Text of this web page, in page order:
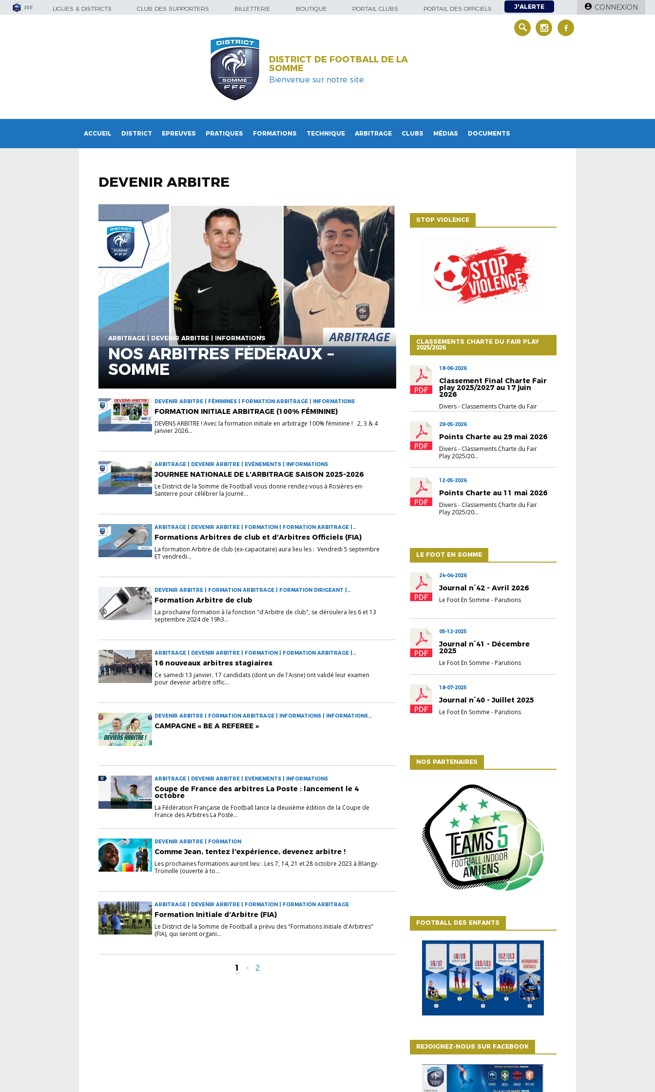
FFF LIGUES & DISTRICTS CLUB DES SUPPORTERS BILLETTERIE BOUTIQUE PORTAIL CLUBS PORTAIL DES OFFICIELS J'ALERTE CONNEXION
DISTRICT DE FOOTBALL DE LA
SOMME
Bienvenue sur notre site
ACCUEIL DISTRICT EPREUVES PRATIQUES FORMATIONS TECHNIQUE ARBITRAGE CLUBS MÉDIAS DOCUMENTS
DEVENIR ARBITRE
ARBITRAGE | DEVENIR ARBITRE | INFORMATIONS
NOS ARBITRES FÉDÉRAUX –
SOMME
DEVENIR ARBITRE | FÉMININES | FORMATION ARBITRAGE | INFORMATIONS
FORMATION INITIALE ARBITRAGE (100% FÉMININE)
DEVENS ARBITRE ! Avec la formation initiale en arbitrage 100% féminine ! 2, 3 & 4
janvier 2026...
ARBITRAGE | DEVENIR ARBITRE | EVÉNEMENTS | INFORMATIONS
JOURNEE NATIONALE DE L’ARBITRAGE SAISON 2025-2026
Le District de la Somme de Football vous donne rendez-vous à Rosières-en-
Santerre pour célébrer la Journé...
ARBITRAGE | DEVENIR ARBITRE | FORMATION | FORMATION ARBITRAGE |
INFORMATIONS
Formations Arbitres de club et d’Arbitres Officiels (FIA)
La formation Arbitre de club (ex-capacitaire) aura lieu les : Vendredi 5 septembre
ET vendredi...
DEVENIR ARBITRE | FORMATION ARBITRAGE | FORMATION DIRIGEANT |
INFORMATIONS
Formation Arbitre de club
La prochaine formation à la fonction "d'Arbitre de club", se déroulera les 6 et 13
septembre 2024 de 19h3...
ARBITRAGE | DEVENIR ARBITRE | FORMATION | FORMATION ARBITRAGE |
INFORMATIONS | INFORMATIONS ARBITRES
16 nouveaux arbitres stagiaires
Ce samedi 13 janvier, 17 candidats (dont un de l'Aisne) ont validé leur examen
pour devenir arbitre offic...
DEVENIR ARBITRE | FORMATION ARBITRAGE | INFORMATIONS | INFORMATIONS
ARBITRES
CAMPAGNE « BE A REFEREE »
ARBITRAGE | DEVENIR ARBITRE | EVÉNEMENTS | INFORMATIONS
Coupe de France des arbitres La Poste : lancement le 4
octobre
La Fédération Française de Football lance la deuxième édition de la Coupe de
France des Arbitres La Poste...
DEVENIR ARBITRE | FORMATION
Comme Jean, tentez l’expérience, devenez arbitre !
Les prochaines formations auront lieu : Les 7, 14, 21 et 28 octobre 2023 à Blangy-
Tronville (ouverte à to...
ARBITRAGE | DEVENIR ARBITRE | FORMATION | FORMATION ARBITRAGE
Formation Initiale d’Arbitre (FIA)
Le District de la Somme de Football a prévu des "Formations Initiale d'Arbitres"
(FIA), qui seront organi...
1 - 2
STOP VIOLENCE
CLASSEMENTS CHARTE DU FAIR PLAY
2025/2026
18-06-2026
Classement Final Charte Fair
play 2025/2027 au 17 juin
2026
Divers- Classements Charte du Fair
Play 2025/20...
29-05-2026
Points Charte au 29 mai 2026
Divers- Classements Charte du Fair
Play 2025/20...
12-05-2026
Points Charte au 11 mai 2026
Divers- Classements Charte du Fair
Play 2025/20...
LE FOOT EN SOMME
24-04-2026
Journal n°42 - Avril 2026
Le Foot En Somme - Parutions
05-12-2025
Journal n°41 - Décembre
2025
Le Foot En Somme - Parutions
18-07-2025
Journal n°40 - Juillet 2025
Le Foot En Somme - Parutions
NOS PARTENAIRES
FOOTBALL DES ENFANTS
REJOIGNEZ-NOUS SUR FACEBOOK